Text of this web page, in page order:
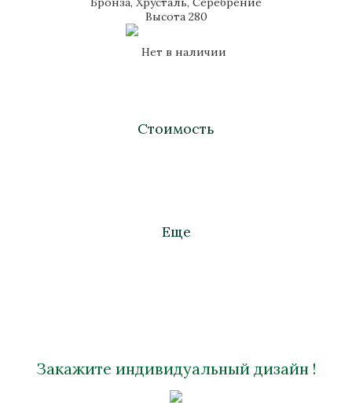
Высота 280
Нет в наличии
Стоимость
Ваза «Ариадна"
Еще
Закажите индивидуальный дизайн !